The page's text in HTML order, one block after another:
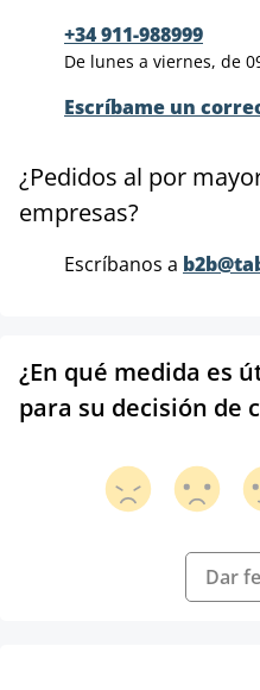
+34 911-988999
De lunes a viernes, de
Escríbame un
¿Pedidos al por
empresas?
Escríbanos a
¿En qué medida es
para su decisión de
Dar